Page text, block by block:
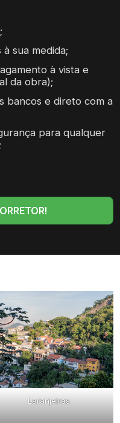
sua medida;
à vista e
da obra);
bancos e direto com a
para qualquer
Laranjeiras